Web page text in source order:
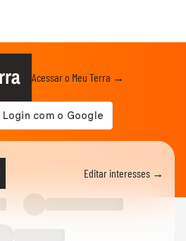
Acessar o Meu Terra →
Editar interesses →